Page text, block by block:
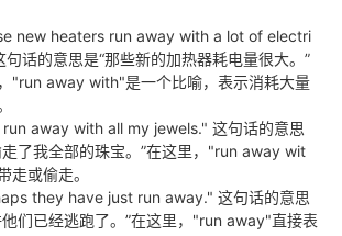
new heaters run away with a lot of electri
话的意思是“那些新的加热器耗电量很大。”
"run away with"是一个比喻，表示消耗大量
away with all my jewels." 这句话的意思
走了我全部的珠宝。”在这里，"run away wit
走或偷走。
they have just run away." 这句话的意思
他们已经逃跑了。”在这里，"run away"直接表